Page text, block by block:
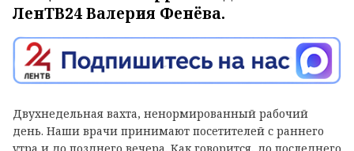
ЛенТВ24 Валерия Фенёва.
Двухнедельная вахта, ненормированный рабочий
день. Наши врачи принимают посетителей с раннего